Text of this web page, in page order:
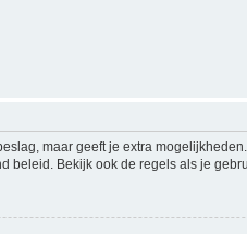
maar geeft je extra
Bekijk ook de regels als je